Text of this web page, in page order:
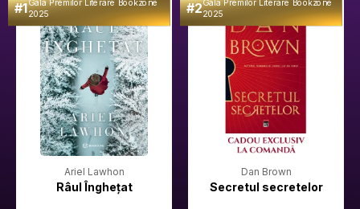
#1Gala Premilor Literare Bookzone
2025
Ariel Lawhon
Râul Înghețat
#2Gala Premilor Literare Bookzone
2025
Dan Brown
Secretul secretelor